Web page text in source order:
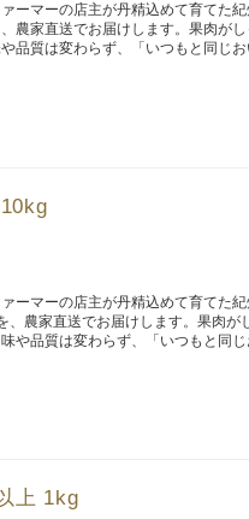
ーマーの店主が丹精込めて育てた
農家直送でお届けします。果肉が
品質は変わらず、「いつもと同じ
ーマーの店主が丹精込めて育てた
農家直送でお届けします。果肉が
や品質は変わらず、「いつもと同
上 1kg